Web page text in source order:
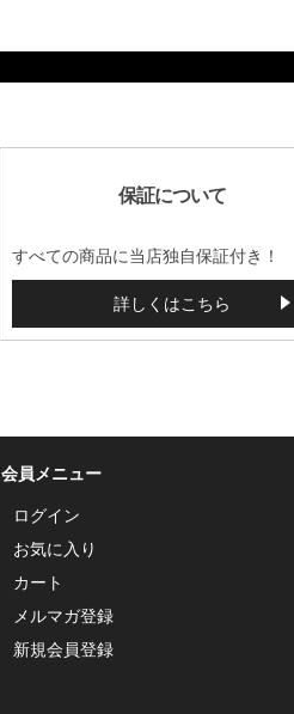
保証について
すべての商品に当店独自保証付き！
詳しくはこちら
会員メニュー
ログイン
お気に入り
カート
メルマガ登録
新規会員登録